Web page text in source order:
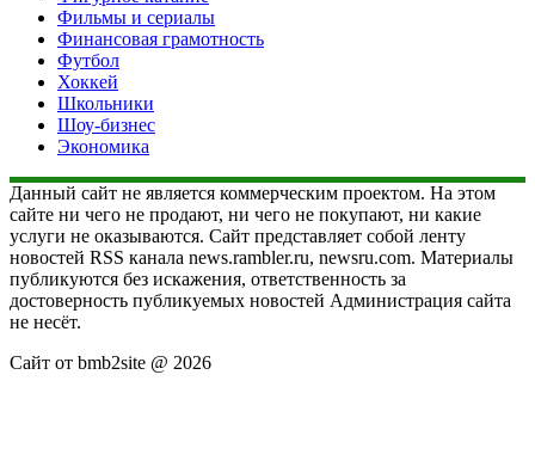
Фильмы и сериалы
Финансовая грамотность
Футбол
Хоккей
Школьники
Шоу-бизнес
Экономика
Данный сайт не является коммерческим проектом. На этом
сайте ни чего не продают, ни чего не покупают, ни какие
услуги не оказываются. Сайт представляет собой ленту
новостей RSS канала news.rambler.ru, newsru.com. Материалы
публикуются без искажения, ответственность за
достоверность публикуемых новостей Администрация сайта
не несёт.
Сайт от bmb2site @ 2026